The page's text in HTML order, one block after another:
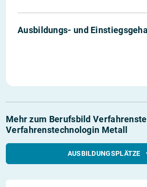
Ausbildungs- und
1.186 €
1.254 €
1.293 €
1.371
Mehr zum Berufsbild
Verfahrenstechnologin Metall
AUSBILDUNGSPLÄTZE